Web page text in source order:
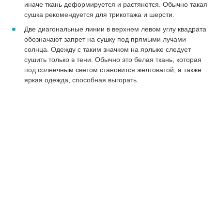
иначе ткань деформируется и растянется. Обычно такая
сушка рекомендуется для трикотажа и шерсти.
Две диагональные линии в верхнем левом углу квадрата
обозначают запрет на сушку под прямыми лучами
солнца. Одежду с таким значком на ярлыке следует
сушить только в тени. Обычно это белая ткань, которая
под солнечным светом становится желтоватой, а также
яркая одежда, способная выгорать.